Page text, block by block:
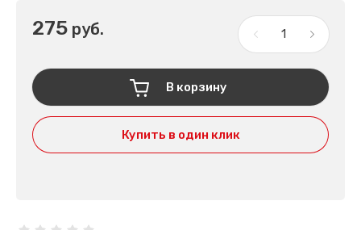
275 руб.
В корзину
Купить в один клик